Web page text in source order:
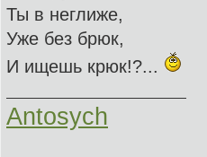
Ты в неглиже,
Уже без брюк,
И ищешь крюк!?...
Antosych